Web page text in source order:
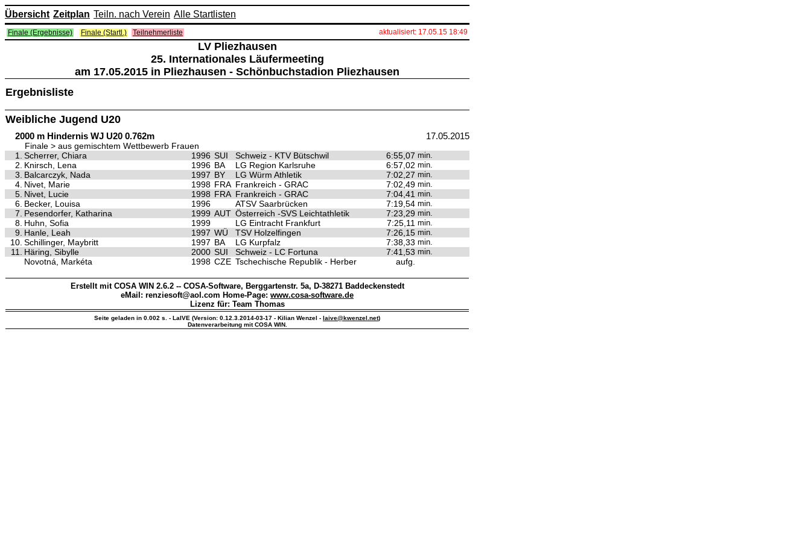
Übersicht Zeitplan Teiln. nach Verein Alle Startlisten
Finale (Ergebnisse) Finale (Startl.) Teilnehmerliste aktualisiert: 17.05.15 18:49
LV Pliezhausen
25. Internationales Läufermeeting
am 17.05.2015 in Pliezhausen - Schönbuchstadion Pliezhausen
Ergebnisliste
Weibliche Jugend U20
2000 m Hindernis WJ U20 0.762m 17.05.2015
Finale > aus gemischtem Wettbewerb Frauen
1.
Scherrer, Chiara 1996 SUI Schweiz - KTV Bütschwil 6:55,07 min.
2. Knirsch, Lena 1996 BA LG Region Karlsruhe 6:57,02 min.
3. Balcarczyk, Nada 1997 BY LG Würm Athletik 7:02,27 min.
4. Nivet, Marie 1998 FRA Frankreich - GRAC 7:02,49 min.
5. Nivet, Lucie 1998 FRA Frankreich - GRAC 7:04,41 min.
6. Becker, Louisa 1996 ATSV Saarbrücken 7:19,54 min.
7. Pesendorfer, Katharina 1999 AUT Österreich -SVS Leichtathletik 7:23,29 min.
8. Huhn, Sofia 1999 LG Eintracht Frankfurt 7:25,11 min.
9. Hanle, Leah 1997 WÜ TSV Holzelfingen 7:26,15 min.
10. Schillinger, Maybritt 1997 BA LG Kurpfalz 7:38,33 min.
11. Häring, Sibylle 2000 SUI Schweiz - LC Fortuna 7:41,53 min.
Novotná, Markéta 1998 CZE Tschechische Republik - Herber aufg.
Erstellt mit COSA WIN 2.6.2 -- COSA-Software, Berggartenstr. 5a, D-38271 Baddeckenstedt
eMail: renziesoft@aol.com Home-Page: www.cosa-software.de
Lizenz für: Team Thomas
Seite geladen in 0.002 s. - LaIVE (Version: 0.12.3.2014-03-17 - Kilian Wenzel - laive@kwenzel.net)
Datenverarbeitung mit COSA WIN.